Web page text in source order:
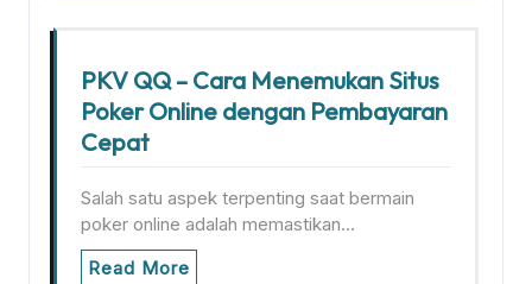
PKV QQ – Cara Menemukan Situs
Poker Online dengan Pembayaran
Cepat
Salah satu aspek terpenting saat bermain
poker online adalah memastikan…
Read More